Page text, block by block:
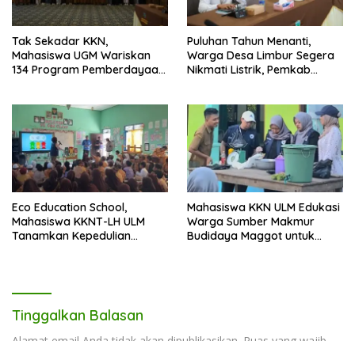
Tak Sekadar KKN,
Mahasiswa UGM Wariskan
134 Program Pemberdayaan
Puluhan Tahun Menanti,
Warga Desa Limbur Segera
Nikmati Listrik, Pemkab
Eco Education School,
Mahasiswa KKNT-LH ULM
Tanamkan Kepedulian
Mahasiswa KKN ULM Edukasi
Warga Sumber Makmur
Budidaya Maggot untuk
Tinggalkan Balasan